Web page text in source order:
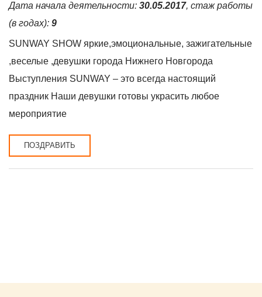
Дата начала деятельности: 30.05.2017, стаж работы
(в годах): 9
SUNWAY SHOW яркие,эмоциональные, зажигательные
,веселые ,девушки города Нижнего Новгорода
Выступления SUNWAY – это всегда настоящий
праздник Наши девушки готовы украсить любое
мероприятие
ПОЗДРАВИТЬ